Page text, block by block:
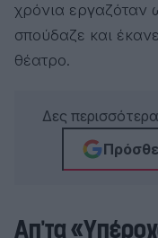
χρόνια
σπούδαζε και
θέατρο.
Δες
Απ’τα